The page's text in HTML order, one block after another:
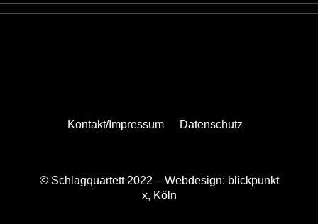
Kontakt/Impressum Datenschutz
© Schlagquartett 2022 – Webdesign: blickpunkt
x, Köln